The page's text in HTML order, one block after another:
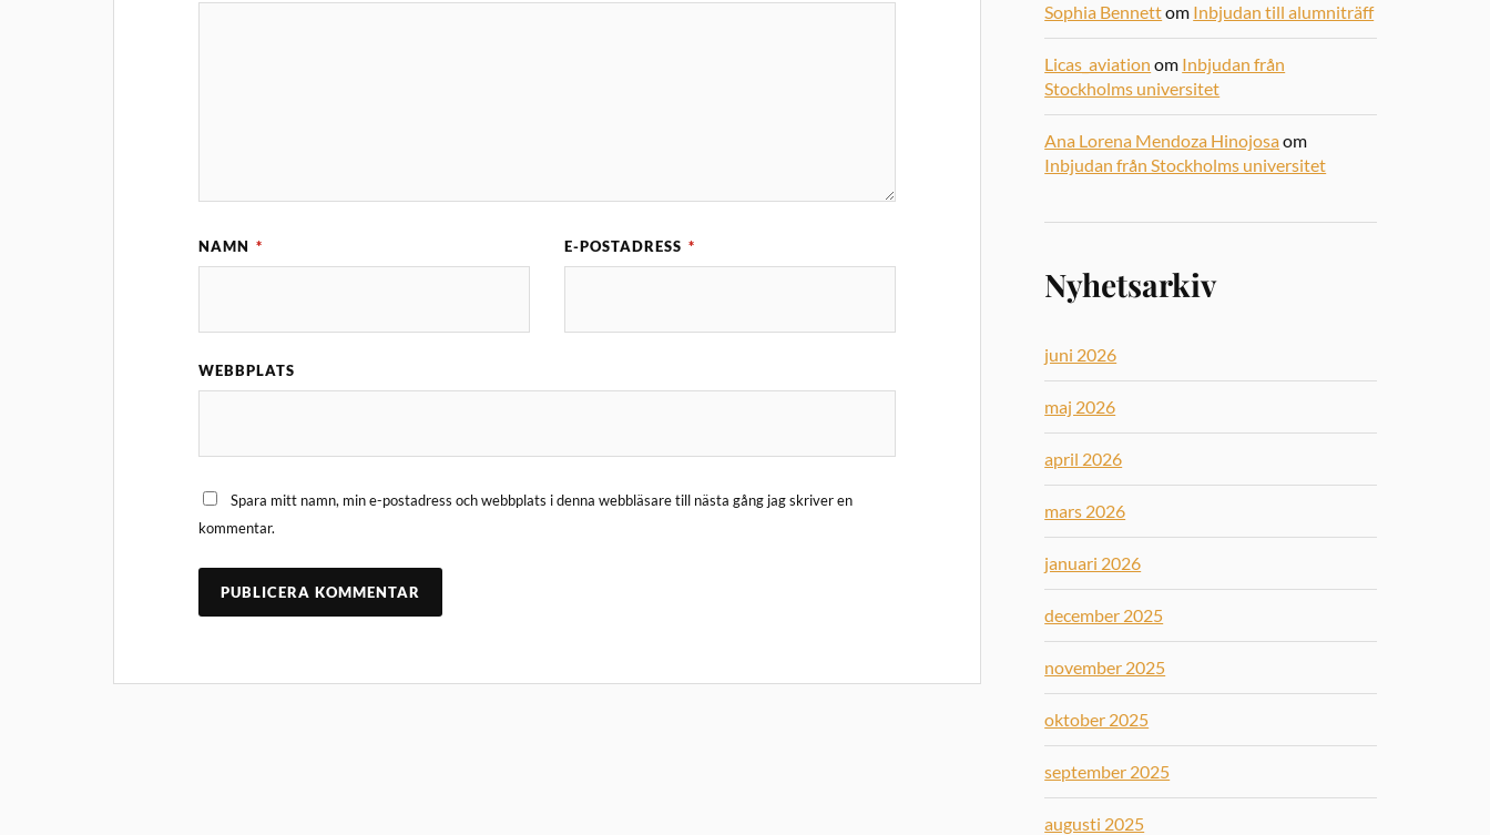
NAMN * E-POSTADRESS *
WEBBPLATS
Spara mitt namn, min e-postadress och webbplats i denna webbläsare till nästa gång jag skriver en
kommentar.
Sophia Bennettom Inbjudan till alumniträff
Licas_aviation om Inbjudan från
Stockholms universitet
Ana Lorena Mendoza Hinojosaom
Inbjudan från Stockholms universitet
Nyhetsarkiv
juni 2026
maj 2026
april 2026
mars 2026
januari 2026
december 2025
november 2025
oktober 2025
september 2025
augusti 2025